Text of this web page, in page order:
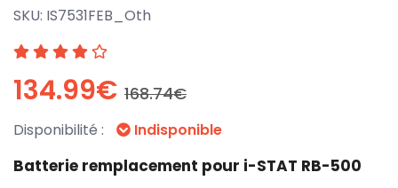
SKU: IS7531FEB_Oth
134.99€ 168.74€
Disponibilité : Indisponible
Batterie remplacement pour i-STAT RB-500